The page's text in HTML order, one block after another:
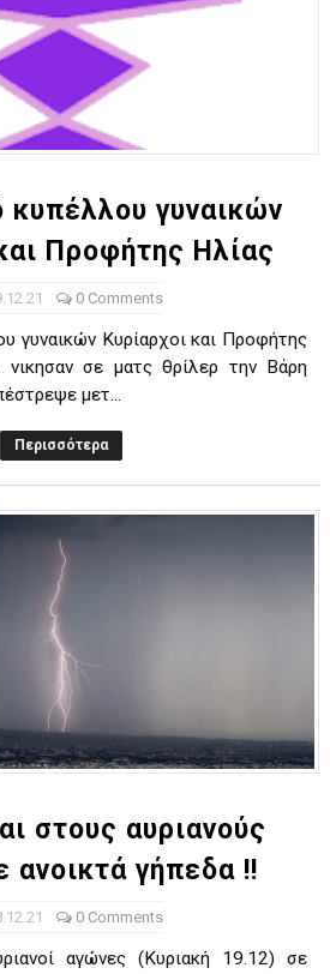
κυπέλλου γυναικών
Προφήτης Ηλίας
0 Comments
γυναικών Κυρίαρχοι και Προφήτης
νικησαν σε ματς θρίλερ την Βάρη
μετ...
Περισσότερα
στους αυριανούς
ανοικτά γήπεδα !!
0 Comments
αγώνες (Κυριακή 19.12) σε